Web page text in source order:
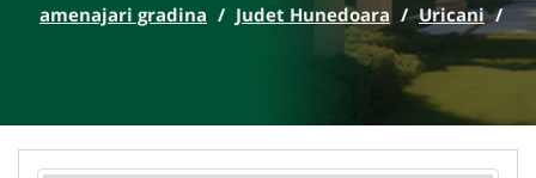
amenajari gradina / Judet Hunedoara / Uricani /